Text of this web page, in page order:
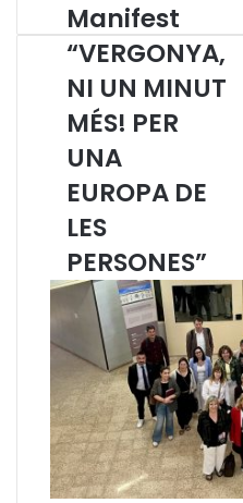
M
a
i
e
s
V
E
R
G
Y
A
,
N
I
N
Manifest
“VERGONYA,
NI UN MINUT
MÉS! PER
UNA
EUROPA DE
LES
PERSONES”